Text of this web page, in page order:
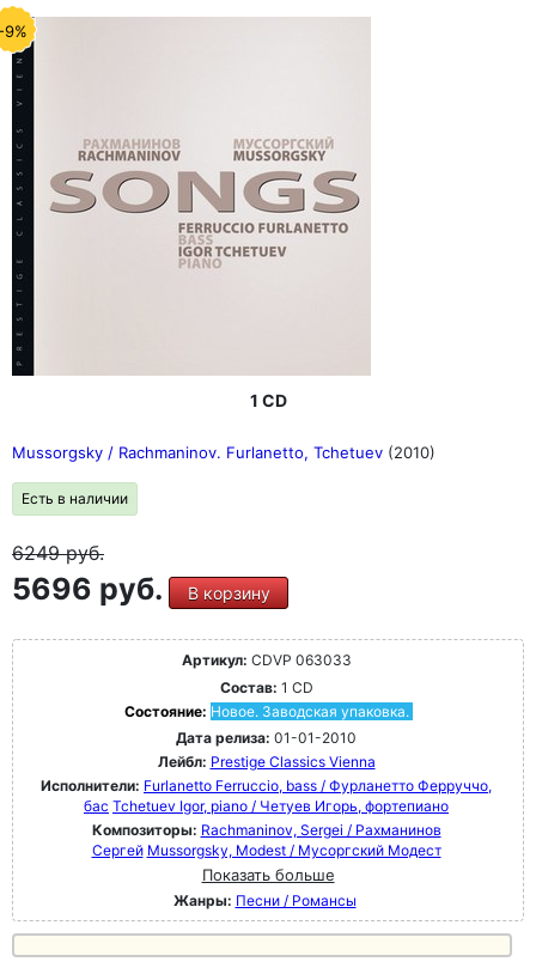
9%
1 CD
Mussorgsky / Rachmaninov. Furlanetto, Tchetuev (2010)
Есть в наличии
6249руб.
5696 руб. В корзину
Артикул: CDVP 063033
Состав: 1 CD
Состояние: Новое. Заводская упаковка.
Дата релиза: 01-01-2010
Лейбл: Prestige Classics Vienna
Исполнители: Furlanetto Ferruccio, bass / Фурланетто Ферруччо,
бас Tchetuev Igor, piano / Четуев Игорь, фортепиано
Композиторы: Rachmaninov, Sergei / Рахманинов
Сергей Mussorgsky, Modest / Мусоргский Модест
Показать больше
Жанры: Песни / Романсы